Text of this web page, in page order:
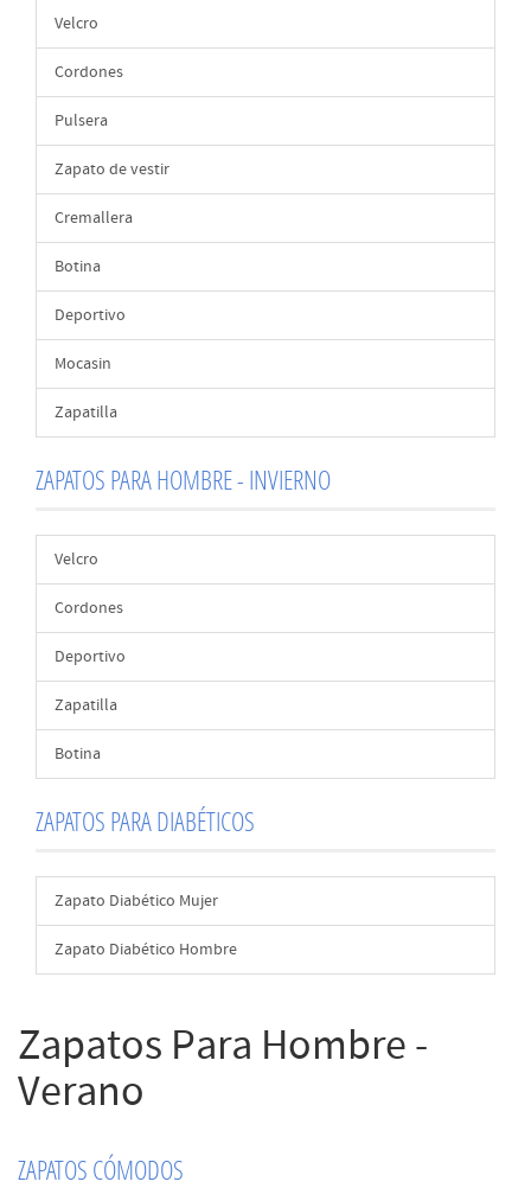
Velcro
Cordones
Pulsera
Zapato de vestir
Cremallera
Botina
Deportivo
Mocasin
Zapatilla
ZAPATOS PARA HOMBRE - INVIERNO
Velcro
Cordones
Deportivo
Zapatilla
Botina
ZAPATOS PARA DIABÉTICOS
Zapato Diabético Mujer
Zapato Diabético Hombre
Zapatos Para Hombre -
Verano
ZAPATOS CÓMODOS